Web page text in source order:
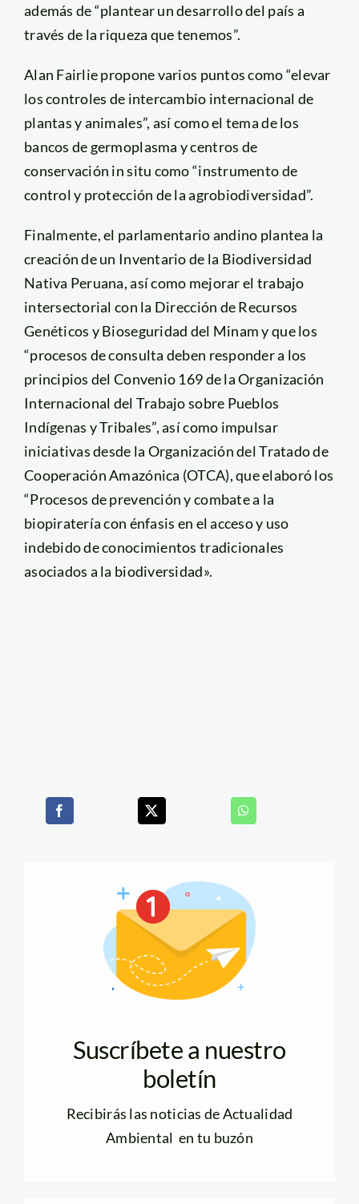
además de “plantear un desarrollo del país a
través de la riqueza que tenemos”.
Alan Fairlie propone varios puntos como “elevar
los controles de intercambio internacional de
plantas y animales”, así como el tema de los
bancos de germoplasma y centros de
conservación in situ como “instrumento de
control y protección de la agrobiodiversidad”.
Finalmente, el parlamentario andino plantea la
creación de un Inventario de la Biodiversidad
Nativa Peruana, así como mejorar el trabajo
intersectorial con la Dirección de Recursos
Genéticos y Bioseguridad del Minam y que los
“procesos de consulta deben responder a los
principios del Convenio 169 de la Organización
Internacional del Trabajo sobre Pueblos
Indígenas y Tribales”, así como impulsar
iniciativas desde la Organización del Tratado de
Cooperación Amazónica (OTCA), que elaboró los
“Procesos de prevención y combate a la
biopiratería con énfasis en el acceso y uso
indebido de conocimientos tradicionales
asociados a la biodiversidad».
Suscríbete a nuestro
boletín
Recibirás las noticias de Actualidad
Ambiental en tu buzón